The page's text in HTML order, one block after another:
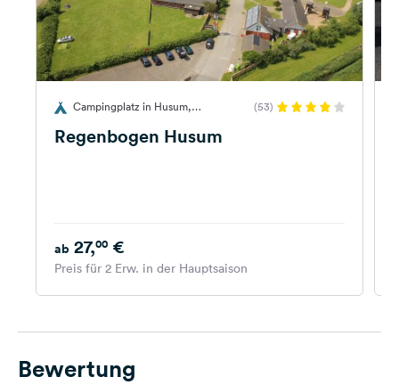
(53)
Regenbogen Husum
ab 27,00 €
Preis für 2 Erw. in der Hauptsaison
Bewertung